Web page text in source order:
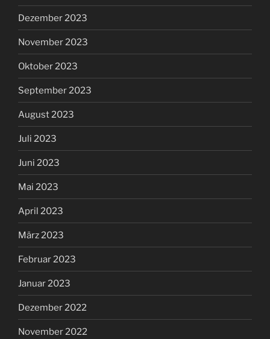
Dezember 2023
November 2023
Oktober 2023
September 2023
August 2023
Juli 2023
Juni 2023
Mai 2023
April 2023
März 2023
Februar 2023
Januar 2023
Dezember 2022
November 2022